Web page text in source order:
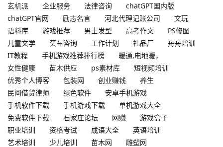
玄机派
企业服务 法律咨询
chatGPT国内版
chatGPT官网
励志名言 河北代理记账公司
文玩
语料库
游戏推荐 男士发型 高考作文
PS修图
儿童文学
买车咨询 工作计划 礼品厂
舟舟培训
IT教程
手机游戏推荐排行榜
暖通,电地暖，
女性健康
苗木供应 ps素材库
短视频培训
优秀个人博客
包装网 创业赚钱
养生
民间借贷律师
绿色软件
安卓手机游戏
手机软件下载
手机游戏下载
单机游戏大全
免费软件下载
石家庄论坛 网赚
游戏盒子
职业培训
资格考试 成语大全
英语培训
艺术培训
少儿培训 苗木网
雕塑网